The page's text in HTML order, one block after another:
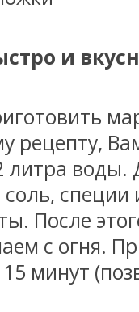
и
рецепту,
литра воды.
После
с огня.
минут